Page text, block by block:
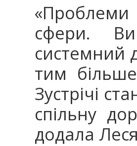
сфери.
системний
тим
Зустрічі
спільну
додала